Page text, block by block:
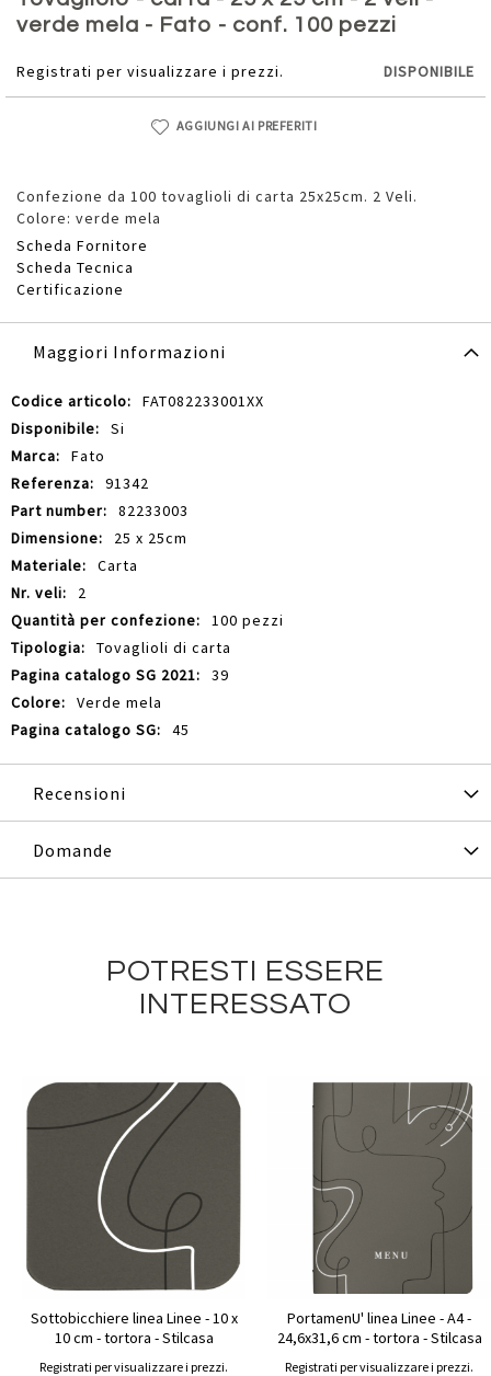
verde mela - Fato - conf. 100 pezzi
Registrati per visualizzare i prezzi. DISPONIBILE
AGGIUNGI AI PREFERITI
Confezione da 100 tovaglioli di carta 25x25cm. 2 Veli.
Colore: verde mela
Scheda Fornitore
Scheda Tecnica
Certificazione
della
galleria
immagini
Maggiori Informazioni
Maggiori
Informazioni
FAT082233001XX
Si
Fato
91342
82233003
25 x 25cm
Carta
2
100 pezzi
Tovaglioli di carta
39
Verde mela
45
Recensioni
Domande
POTRESTI ESSERE
INTERESSATO
Sottobicchiere linea Linee - 10 x
10 cm - tortora - Stilcasa
Registrati per visualizzare i prezzi.
PortamenU' linea Linee - A4 -
24,6x31,6 cm - tortora - Stilcasa
Registrati per visualizzare i prezzi.